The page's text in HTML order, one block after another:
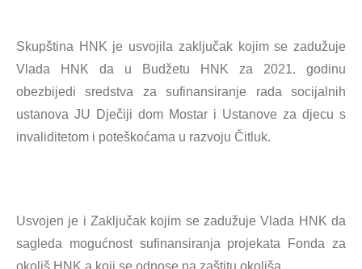
Skupština HNK je usvojila zaključak kojim se zadužuje
Vlada HNK da u Budžetu HNK za 2021. godinu
obezbijedi sredstva za sufinansiranje rada socijalnih
ustanova JU Dječiji dom Mostar i Ustanove za djecu s
invaliditetom i poteškoćama u razvoju Čitluk.
Usvojen je i Zaključak kojim se zadužuje Vlada HNK da
sagleda mogućnost sufinansiranja projekata Fonda za
okoliš HNK a koji se odnose na zaštitu okoliša.